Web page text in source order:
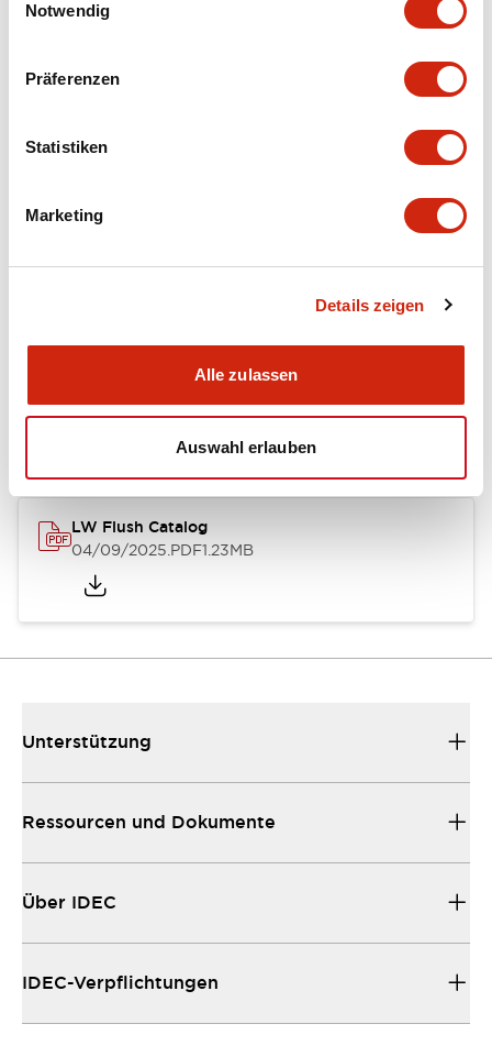
Notwendig
Präferenzen
Statistiken
Marketing
Details zeigen
Alle zulassen
Auswahl erlauben
Mounting and Installation Specifications
Kataloge & Broschüren Genehmigungen & Standards
LW Flush Catalog
04/09/2025.PDF1.23MB
Unterstützung
Ressourcen und Dokumente
Über IDEC
IDEC-Verpflichtungen